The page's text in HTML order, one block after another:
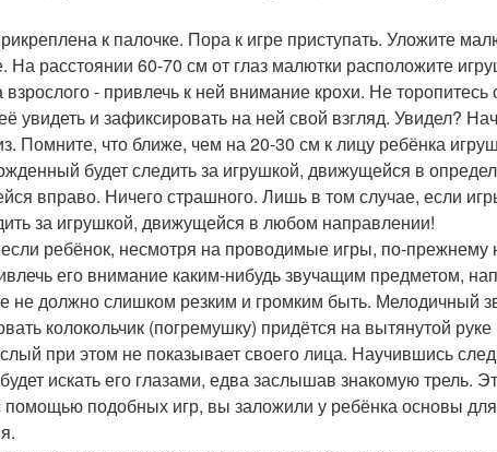
к палочке. Пора к игре приступать. Уложите
На расстоянии 60-70 см от глаз малютки расположите
- привлечь к ней внимание крохи. Не
и зафиксировать на ней свой взгляд. Увидел?
Помните, что ближе, чем на 20-30 см к лицу ребёнка
будет следить за игрушкой, движущейся в
вправо. Ничего страшного. Лишь в том случае, если
за игрушкой, движущейся в любом направлении!
ребёнок, несмотря на проводимые игры, по-прежнему
его внимание каким-нибудь звучащим предметом,
не должно слишком резким и громким быть. Мелодичный
колокольчик (погремушку) придётся на вытянутой
при этом не показывает своего лица. Научившись
искать его глазами, едва заслышав знакомую трель.
подобных игр, вы заложили у ребёнка основы для